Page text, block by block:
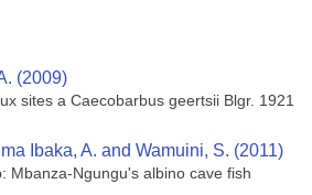
(2009)
sites a Caecobarbus geertsii Blgr. 1921
Ibaka, A. and Wamuini, S. (2011)
Mbanza-Ngungu's albino cave fish